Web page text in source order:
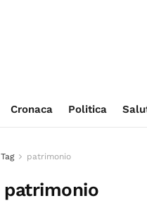
Cronaca Politica
Tag patrimonio
patrimonio